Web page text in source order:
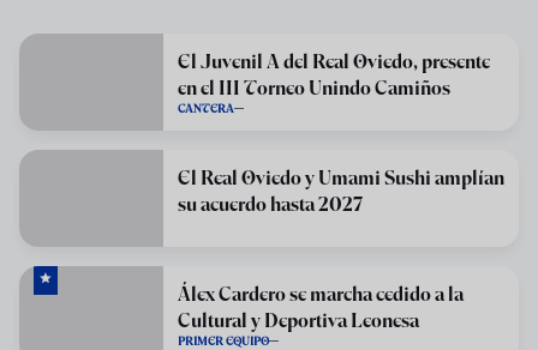
El Juvenil A del Real Oviedo, presente
en el III Torneo Unindo Camiños
CANTERA
El Real Oviedo y Umami Sushi amplían
su acuerdo hasta 2027
Álex Cardero se marcha cedido a la
Cultural y Deportiva Leonesa
PRIMER EQUIPO